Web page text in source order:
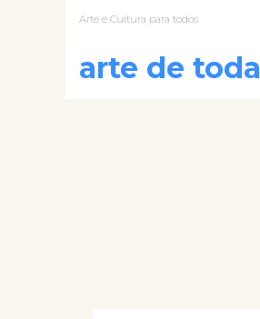
Arte e Cultura para todos
arte de